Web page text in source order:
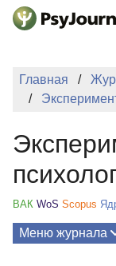
Перейти к
Главная
ВАК WoS Scopus
Меню журнала